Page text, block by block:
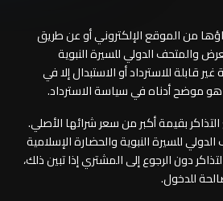
من الموقع الإلكتروني أو عن طريق
والمتحف الدولي للسيرة النبوية
قابلة للاسترداد أو الاستبدال إلا في
موضح أدناه في سياسة الاسترداد.
بقيمة أكبر من سعر شرائها الأصلي.
للسيرة النبوية والحضارة الإسلامية
دون الرجوع إلى المشتري إذا تبين ذلك،
للدخول.